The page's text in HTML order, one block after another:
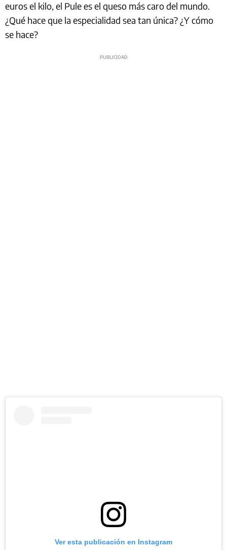
euros el kilo, el Pule es el queso más caro del mundo.
¿Qué hace que la especialidad sea tan única? ¿Y cómo
se hace?
Ver esta publicación en Instagram